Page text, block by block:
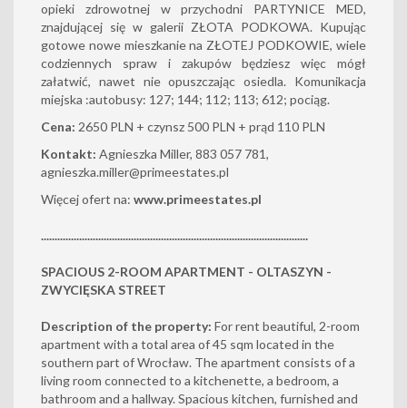
opieki zdrowotnej w przychodni PARTYNICE MED,
znajdującej się w galerii ZŁOTA PODKOWA. Kupując
gotowe nowe mieszkanie na ZŁOTEJ PODKOWIE, wiele
codziennych spraw i zakupów będziesz więc mógł
załatwić, nawet nie opuszczając osiedla. Komunikacja
miejska :autobusy: 127; 144; 112; 113; 612; pociąg.
Cena: 2650 PLN + czynsz 500 PLN + prąd 110 PLN
Kontakt: Agnieszka Miller, 883 057 781,
agnieszka.miller@primeestates.pl
Więcej ofert na: www.primeestates.pl
..................................................................................................
SPACIOUS 2-ROOM APARTMENT - OLTASZYN -
ZWYCIĘSKA STREET
Description of the property: For rent beautiful, 2-room
apartment with a total area of 45 sqm located in the
southern part of Wrocław. The apartment consists of a
living room connected to a kitchenette, a bedroom, a
bathroom and a hallway. Spacious kitchen, furnished and